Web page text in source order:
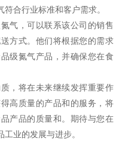
合行业标准和客户需求。
气，可以联系该公司的销售
方式。他们将根据您的需求
级氮气产品，并确保您在食
，将在未来继续发挥重要作
高质量的产品和的服务，将
产品的质量和。期待与您在
业的发展与进步。